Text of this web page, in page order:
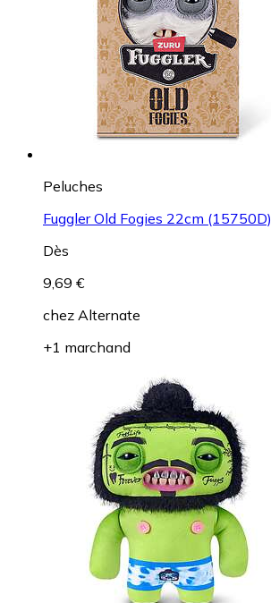
Peluches
Fuggler Old Fogies 22cm (15750D)
Dès
9,69 €
chez Alternate
+1 marchand